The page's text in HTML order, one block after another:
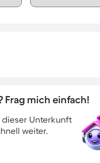
Frag mich einfach!
dieser Unterkunft
weiter.